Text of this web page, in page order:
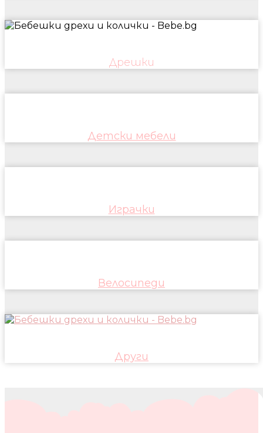
Дрешки
Детски мебели
Играчки
Велосипеди
Други